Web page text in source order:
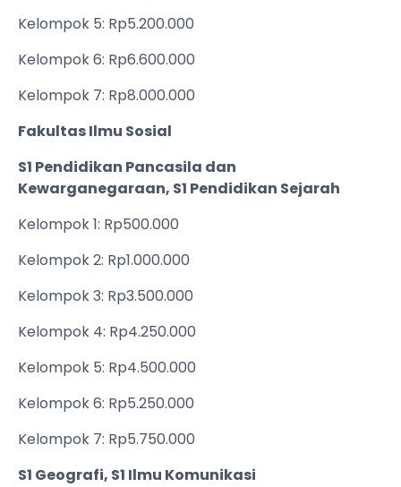
Kelompok 5: Rp5.200.000
Kelompok 6: Rp6.600.000
Kelompok 7: Rp8.000.000
Fakultas Ilmu Sosial
S1 Pendidikan Pancasila dan
Kewarganegaraan, S1 Pendidikan Sejarah
Kelompok 1: Rp500.000
Kelompok 2: Rp1.000.000
Kelompok 3: Rp3.500.000
Kelompok 4: Rp4.250.000
Kelompok 5: Rp4.500.000
Kelompok 6: Rp5.250.000
Kelompok 7: Rp5.750.000
S1 Geografi, S1 Ilmu Komunikasi